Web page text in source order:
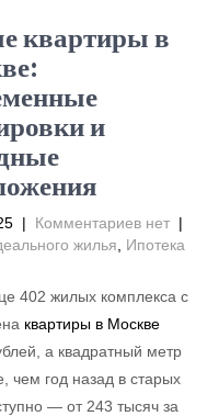
квартиры в
и
| Комментариев нет |
жилья
Ипотека
402 жилых комплекса с
квартиры в Москве
а квадратный метр
год назад в старых
— от 243 тысяч за